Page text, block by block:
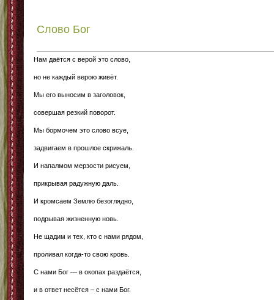
Слово Бог
Нам даётся с верой это слово,
но не каждый верою живёт.
Мы его выносим в заголовок,
совершая резкий поворот.
Мы бормочем это слово всуе,
задвигаем в прошлое скрижаль.
И напалмом мерзости рисуем,
прикрывая радужную даль.
И кромсаем Землю безоглядно,
подрывая жизненную новь.
Не щадим и тех, кто с нами рядом,
проливал когда-то свою кровь.
С нами Бог — в окопах раздаётся,
и в ответ несётся – с нами Бог.